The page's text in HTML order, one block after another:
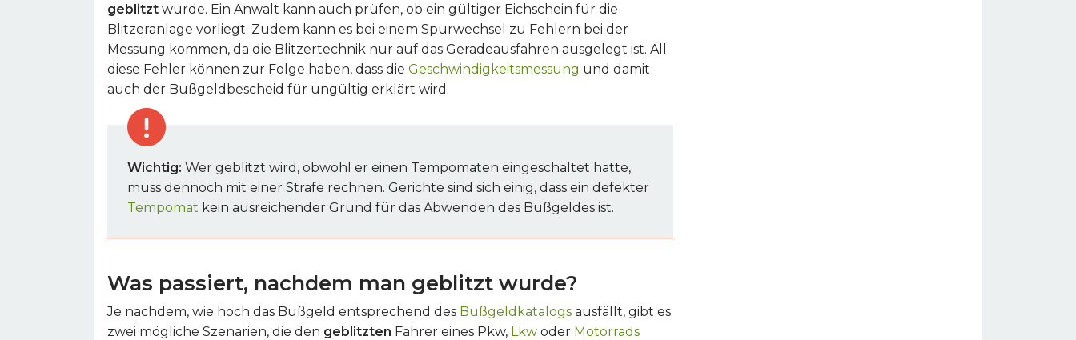
geblitzt wurde. Ein Anwalt kann auch prüfen, ob ein gültiger Eichschein für die
Blitzeranlage vorliegt. Zudem kann es bei einem Spurwechsel zu Fehlern bei der
Messung kommen, da die Blitzertechnik nur auf das Geradeausfahren ausgelegt ist. All
diese Fehler können zur Folge haben, dass die Geschwindigkeitsmessung und damit
auch der Bußgeldbescheid für ungültig erklärt wird.
Wichtig: Wer geblitzt wird, obwohl er einen Tempomaten eingeschaltet hatte,
muss dennoch mit einer Strafe rechnen. Gerichte sind sich einig, dass ein defekter
Tempomat kein ausreichender Grund für das Abwenden des Bußgeldes ist.
Was passiert, nachdem man geblitzt wurde?
Je nachdem, wie hoch das Bußgeld entsprechend des Bußgeldkatalogs ausfällt, gibt es
zwei mögliche Szenarien, die den geblitzten Fahrer eines Pkw, Lkw oder Motorrads